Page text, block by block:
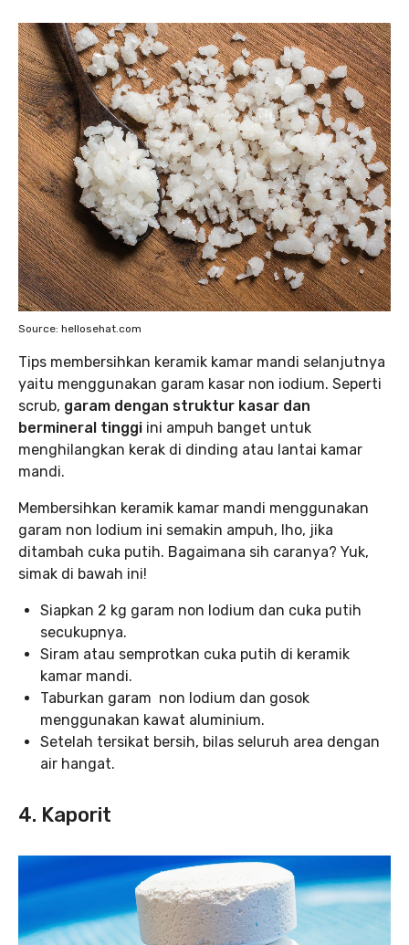
Source: hellosehat.com
Tips membersihkan keramik kamar mandi selanjutnya
yaitu menggunakan garam kasar non iodium. Seperti
scrub, garam dengan struktur kasar dan
bermineral tinggi ini ampuh banget untuk
menghilangkan kerak di dinding atau lantai kamar
mandi.
Membersihkan keramik kamar mandi menggunakan
garam non Iodium ini semakin ampuh, lho, jika
ditambah cuka putih. Bagaimana sih caranya? Yuk,
simak di bawah ini!
Siapkan 2 kg garam non Iodium dan cuka putih
secukupnya.
Siram atau semprotkan cuka putih di keramik
kamar mandi.
Taburkan garam non Iodium dan gosok
menggunakan kawat aluminium.
Setelah tersikat bersih, bilas seluruh area dengan
air hangat.
4. Kaporit